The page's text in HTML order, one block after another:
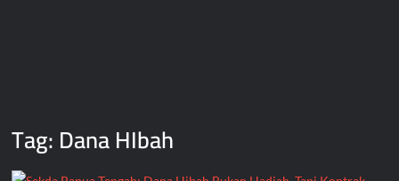
Tag:Dana HIbah